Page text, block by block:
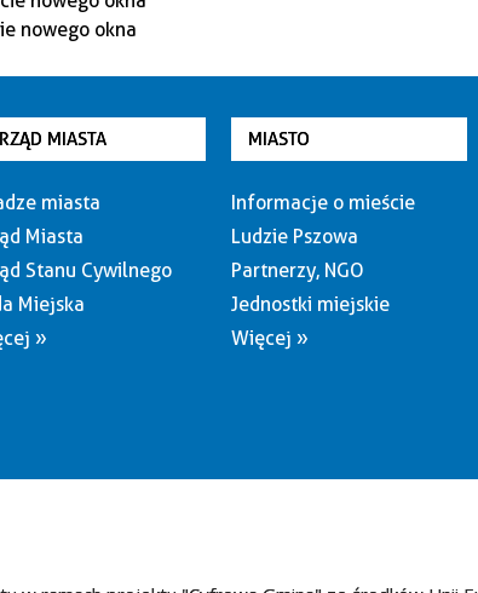
MIASTA
miasta
Miasta
Stanu Cywilnego
Miejska
»
MIASTO
Informacje o mieście
Ludzie Pszowa
Partnerzy, NGO
Jednostki miejskie
Więcej »